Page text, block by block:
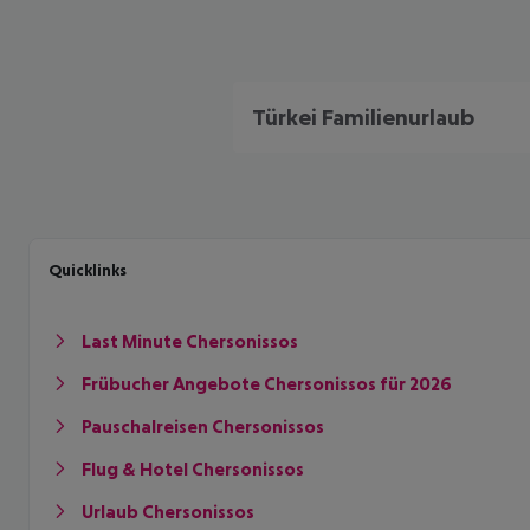
Türkei Familienurlaub
Quicklinks
Last Minute Chersonissos
Frübucher Angebote Chersonissos für 2026
Pauschalreisen Chersonissos
Flug & Hotel Chersonissos
Urlaub Chersonissos